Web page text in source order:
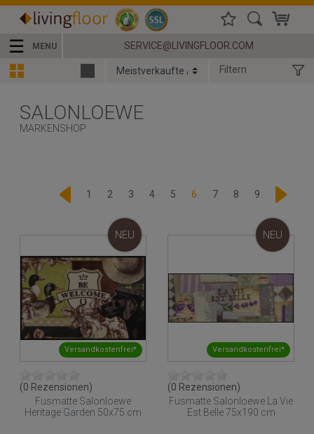
☰ MENU SERVICE@LIVINGFLOOR.COM
Filtern
SALONLOEWE
MARKENSHOP
1 2 3 4 5 6 7 8 9
Versandkostenfrei*
NEU
(0 Rezensionen)
Fusmatte Salonloewe
Heritage Garden 50x75 cm
Versandkostenfrei*
NEU
(0 Rezensionen)
Fusmatte Salonloewe La Vie
Est Belle 75x190 cm